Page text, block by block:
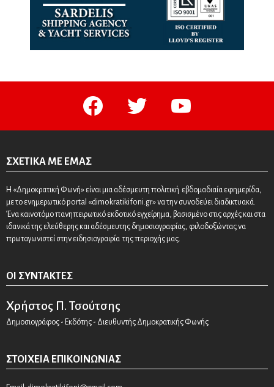
facebook twitter youtube
ΣΧΕΤΙΚΆ ΜΕ ΕΜΆΣ
Η «Δημοκρατική Φωνή» είναι μια αδέσμευτη πολιτική εβδομαδιαία εφημερίδα,
με το ενημερωτικό portal «dimokratikifoni.gr» να την συνοδεύει διαδικτυακά.
Ένα καινοτόμο πανηπειρωτικό εκδοτικό εγχείρημα, βασισμένο στις αρχές και στα
ιδανικά της ελεύθερης και αδέσμευτης δημοσιογραφίας, φιλοδοξώντας να
πρωταγωνιστεί στην ειδησιογραφία της περιοχής μας.
ΟΙ ΣΥΝΤΆΚΤΕΣ
Χρήστος Π. Τσούτσης
Δημοσιογράφος - Εκδότης - Διευθυντής Δημοκρατικής Φωνής
ΣΤΟΙΧΕΊΑ ΕΠΙΚΟΙΝΩΝΊΑΣ